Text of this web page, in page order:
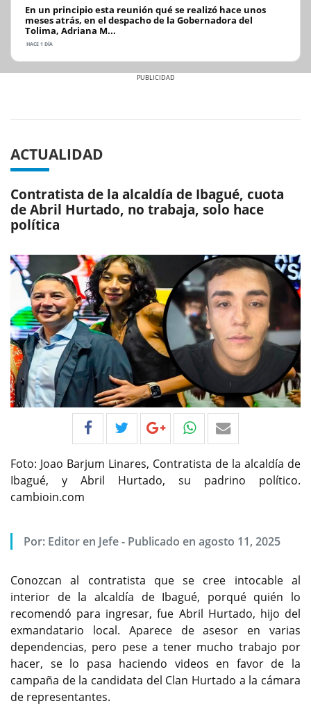
En un principio esta reunión qué se realizó hace unos
meses atrás, en el despacho de la Gobernadora del
Tolima, Adriana M...
HACE 1 DÍA
ACTUALIDAD
Contratista de la alcaldía de Ibagué, cuota
de Abril Hurtado, no trabaja, solo hace
política
Foto: Joao Barjum Linares, Contratista de la alcaldía de
Ibagué, y Abril Hurtado, su padrino político.
cambioin.com
Por: Editor en Jefe- Publicado en agosto 11, 2025
Conozcan al contratista que se cree intocable al
interior de la alcaldía de Ibagué, porqué quién lo
recomendó para ingresar, fue Abril Hurtado, hijo del
exmandatario local. Aparece de asesor en varias
dependencias, pero pese a tener mucho trabajo por
hacer, se lo pasa haciendo videos en favor de la
campaña de la candidata del Clan Hurtado a la cámara
de representantes.